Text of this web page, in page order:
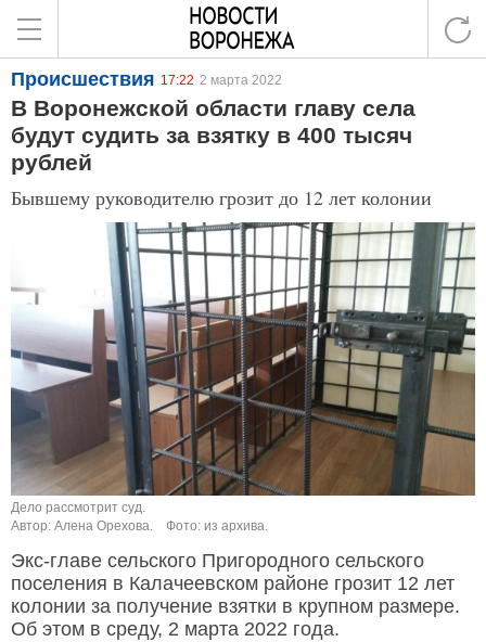
Происшествия 17:22 2 марта 2022
В Воронежской области главу села
будут судить за взятку в 400 тысяч
рублей
Бывшему руководителю грозит до 12 лет колонии
Дело рассмотрит суд.
Автор: Алена Орехова.
Фото: из архива.
Экс-главе сельского Пригородного сельского
поселения в Калачеевском районе грозит 12 лет
колонии за получение взятки в крупном размере.
Об этом в среду, 2 марта 2022 года.